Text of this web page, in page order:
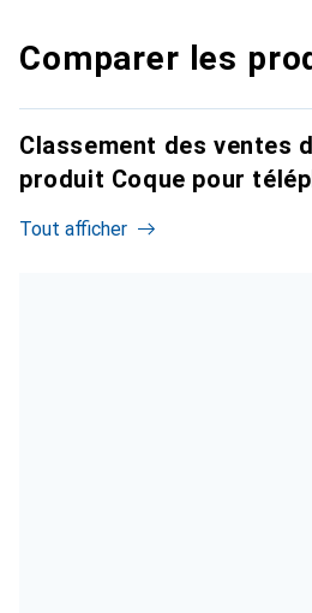
Comparer les
Classement des ventes
produit Coque pour
Tout afficher